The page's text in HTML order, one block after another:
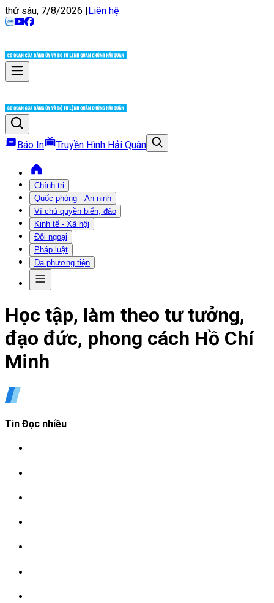
thứ sáu, 7/8/2026 |Liên hệ
Báo In Truyền Hình Hải Quân
Chính trị
Quốc phòng - An ninh
Vì chủ quyền biển, đảo
Kinh tế - Xã hội
Đối ngoại
Pháp luật
Đa phương tiện
Học tập, làm theo tư tưởng,
đạo đức, phong cách Hồ Chí
Minh
Tin Đọc nhiều